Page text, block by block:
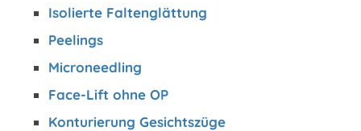
Isolierte Faltenglättung
Peelings
Microneedling
Face-Lift ohne OP
Konturierung Gesichtszüge